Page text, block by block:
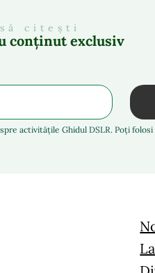
citești
conținut exclusiv
activitățile Ghidul DSLR. Poți